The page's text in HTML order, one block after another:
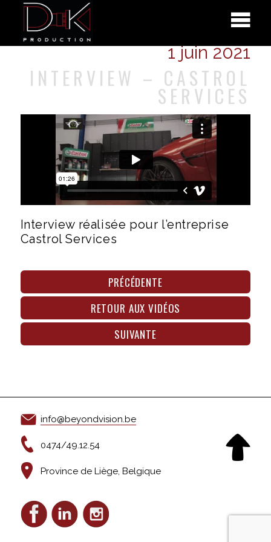
1 juin 2021
INTERVIEW – CASTROL
SERVICES
Interview réalisée pour l’entreprise
Castrol Services
PRÉCÉDENTE
RETOUR AUX VIDÉOS
SUIVANTE
info@beyondvision.be
0474/49.12.54
Province de Liège, Belgique